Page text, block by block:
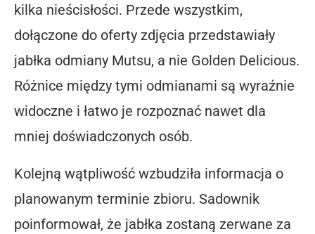
kilka nieścisłości. Przede wszystkim,
dołączone do oferty zdjęcia przedstawiały
jabłka odmiany Mutsu, a nie Golden Delicious.
Różnice między tymi odmianami są wyraźnie
widoczne i łatwo je rozpoznać nawet dla
mniej doświadczonych osób.
Kolejną wątpliwość wzbudziła informacja o
planowanym terminie zbioru. Sadownik
poinformował, że jabłka zostaną zerwane za